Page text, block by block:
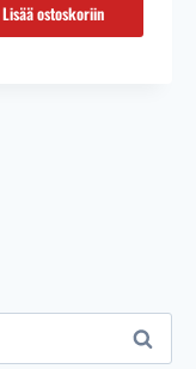
Lisää ostoskoriin
Haku